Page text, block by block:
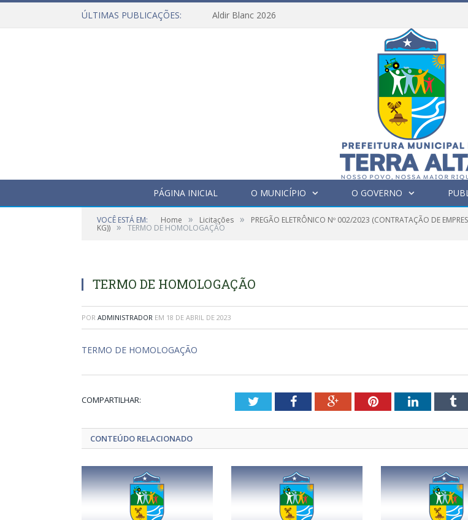
ÚLTIMAS PUBLICAÇÕES: Aldir Blanc 2026
PÁGINA INICIAL O MUNICÍPIO O GOVERNO
VOCÊ ESTÁ EM: Home » Licitações » PREGÃO ELETRÔNICO Nº 002/2023 (CONTRATAÇÃO DE
KG)) » TERMO DE HOMOLOGAÇÃO
TERMO DE HOMOLOGAÇÃO
POR ADMINISTRADOR EM 18 DE ABRIL DE 2023
TERMO DE HOMOLOGAÇÃO
COMPARTILHAR: TwitterFacebookGoogle+PinterestLinkedIn
CONTEÚDO RELACIONADO